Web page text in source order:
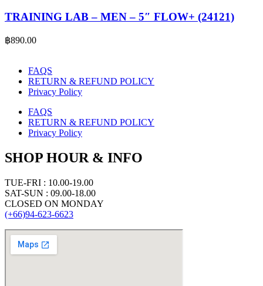
TRAINING LAB – MEN – 5″ FLOW+ (24121)
฿890.00
FAQS
RETURN & REFUND POLICY
Privacy Policy
FAQS
RETURN & REFUND POLICY
Privacy Policy
SHOP HOUR & INFO
TUE-FRI : 10.00-19.00
SAT-SUN : 09.00-18.00
CLOSED ON MONDAY
(+66)94-623-6623